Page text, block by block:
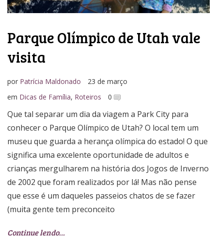
Parque Olímpico de Utah vale
visita
por Patrícia Maldonado
23 de março
em Dicas de Família, Roteiros 0
Que tal separar um dia da viagem a Park City para
conhecer o Parque Olímpico de Utah? O local tem um
museu que guarda a herança olímpica do estado! O que
significa uma excelente oportunidade de adultos e
crianças mergulharem na história dos Jogos de Inverno
de 2002 que foram realizados por lá! Mas não pense
que esse é um daqueles passeios chatos de se fazer
(muita gente tem preconceito
Continue lendo…